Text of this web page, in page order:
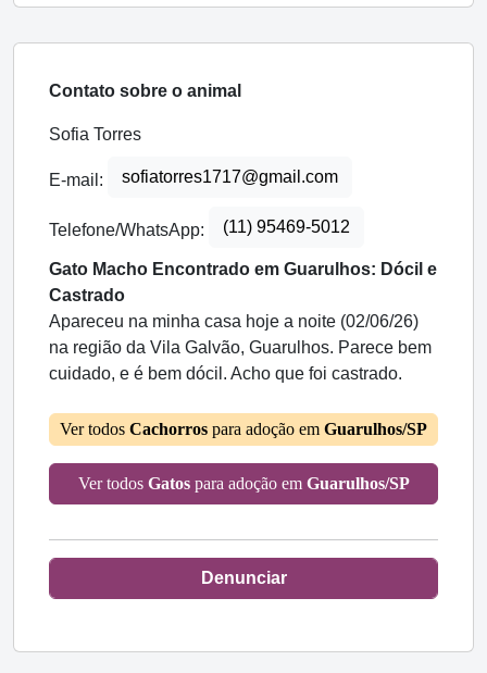
Contato sobre o animal
Sofia Torres
E-mail: sofiatorres1717@gmail.com
Telefone/WhatsApp: (11) 95469-5012
Gato Macho Encontrado em Guarulhos: Dócil e
Castrado
Apareceu na minha casa hoje a noite (02/06/26)
na região da Vila Galvão, Guarulhos. Parece bem
cuidado, e é bem dócil. Acho que foi castrado.
Ver todos Cachorros para adoção em Guarulhos/SP
Ver todos Gatospara adoção em Guarulhos/SP
Denunciar